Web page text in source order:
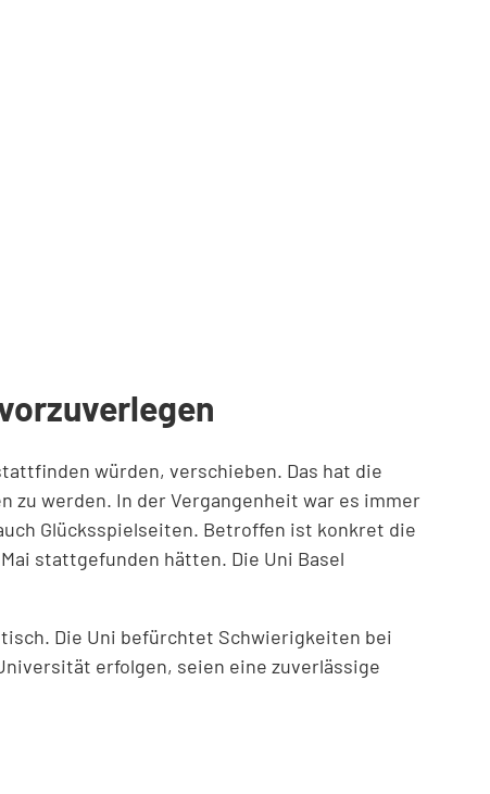
würden, verschieben. Das hat die
zu werden. In der Vergangenheit war es immer
Glücksspielseiten. Betroffen ist konkret die
stattgefunden hätten. Die Uni Basel
Die Uni befürchtet Schwierigkeiten bei
erfolgen, seien eine zuverlässige